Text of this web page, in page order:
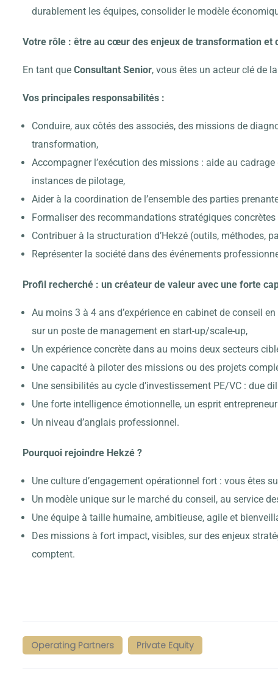
durablement les équipes, consolider le modèle
Votre rôle : être au cœur des enjeux de transformation et
En tant que Consultant Senior, vous êtes un acteur clé de
Vos principales responsabilités :
Conduire, aux côtés des associés, des missions de
transformation,
Accompagner l’exécution des missions : aide au
instances de pilotage,
Aider à la coordination de l’ensemble des parties
Formaliser des recommandations stratégiques
Contribuer à la structuration d’Hekzé (outils, méthodes,
Représenter la société dans des événements
Profil recherché : un créateur de valeur avec une forte
Au moins 3 à 4 ans d’expérience en cabinet de conseil
sur un poste de management en start-up/scale-up,
Un expérience concrète dans au moins deux secteurs
Une capacité à piloter des missions ou des projets
Une sensibilités au cycle d’investissement PE/VC : due
Une forte intelligence émotionnelle, un esprit
Un niveau d’anglais professionnel.
Pourquoi rejoindre Hekzé ?
Une culture d’engagement opérationnel fort : vous êtes
Un modèle unique sur le marché du conseil, au service
Une équipe à taille humaine, ambitieuse, agile et
Des missions à fort impact, visibles, sur des enjeux
comptent.
Operating Partners Private Equity